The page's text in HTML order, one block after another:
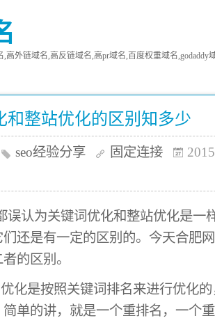
高外链域名,高反链域名,高pr域名,百度权重域名,godaddy
和整站优化的区别知多少
seo经验分享 固定连接
误认为关键词优化和整站优化是一
还是有一定的区别的。今天合肥
的区别。
化是按照关键词排名来进行优化
单的讲，就是一个重排名，一个